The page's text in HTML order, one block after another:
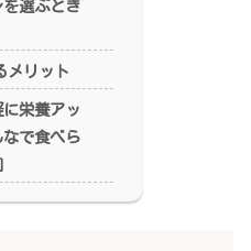
選ぶとき
メリット
栄養アッ
で食べら